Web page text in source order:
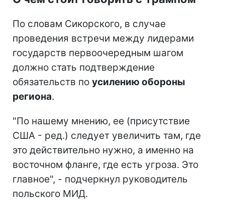
По словам Сикорского, в случае
проведения встречи между лидерами
государств первоочередным шагом
должно стать подтверждение
обязательств по усилению обороны
региона.
"По нашему мнению, ее (присутствие
США - ред.) следует увеличить там, где
это действительно нужно, а именно на
восточном фланге, где есть угроза. Это
главное", - подчеркнул руководитель
польского МИД.